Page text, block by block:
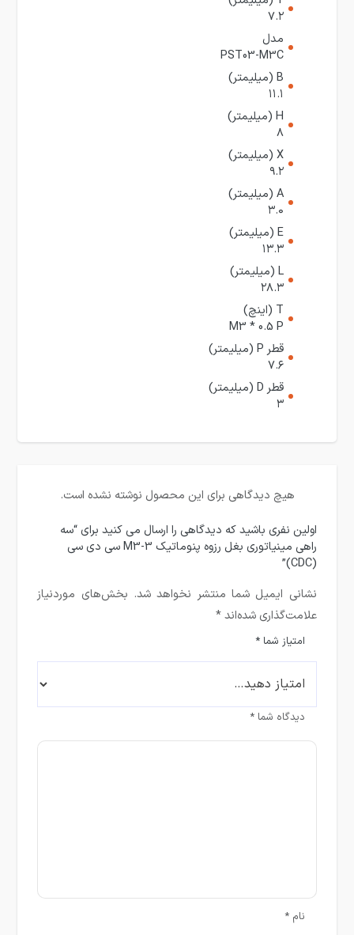
۷.۲
مدل
PST03-M3C
B (میلیمتر)
۱۱.۱
H (میلیمتر)
۸
X (میلیمتر)
۹.۲
A (میلیمتر)
۳.۰
E (میلیمتر)
۱۳.۳
L (میلیمتر)
۲۸.۳
T (اینچ)
M3 * 0.5 P
قطر P (میلیمتر)
۷.۶
قطر D (میلیمتر)
۳
هیچ دیدگاهی برای این محصول نوشته نشده است.
اولین نفری باشید که دیدگاهی را ارسال می کنید برای “سه
راهی مینیاتوری بغل رزوه پنوماتیک 3-M3 سی دی سی
(CDC)”
نشانی ایمیل شما منتشر نخواهد شد. بخش‌های موردنیاز
علامت‌گذاری شده‌اند*
امتیاز شما*
دیدگاه شما*
نام*